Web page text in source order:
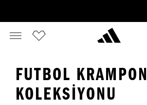
FUTBOL KRAMPON
KOLEKSIYONU